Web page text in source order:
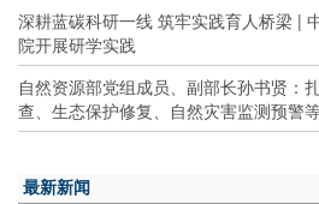
深耕蓝碳科研一线 筑牢实践育人桥梁 |
院开展研学实践
自然资源部党组成员、副部长孙书贤：
查、生态保护修复、自然灾害监测预警
最新新闻